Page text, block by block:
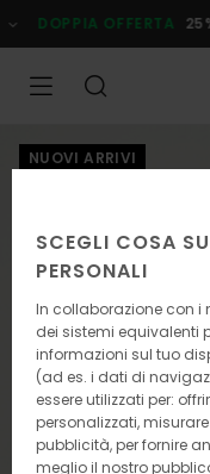
alle
informazioni
prodotto
DOPPIA OFFERTA 25%
NUOVI ARRIVI
SCEGLI COSA
PERSONALI
In collaborazione con i
dei sistemi equivalenti
informazioni sul tuo
(ad es. i dati di
essere utilizzati per:
personalizzati,
pubblicità, per fornire
meglio il nostro